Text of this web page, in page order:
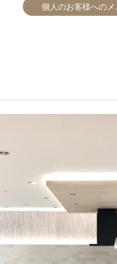
個⼈のお客様への